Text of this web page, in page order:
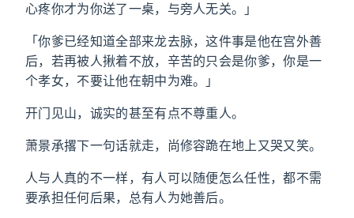
心疼你才为你送了一桌，与旁人无关。」
「你爹已经知道全部来龙去脉，这件事是他在宫外善
后，若再被人揪着不放，辛苦的只会是你爹，你是一
个孝女，不要让他在朝中为难。」
开门见山，诚实的甚至有点不尊重人。
萧景承撂下一句话就走，尚修容跪在地上又哭又笑。
人与人真的不一样，有人可以随便怎么任性，都不需
要承担任何后果，总有人为她善后。